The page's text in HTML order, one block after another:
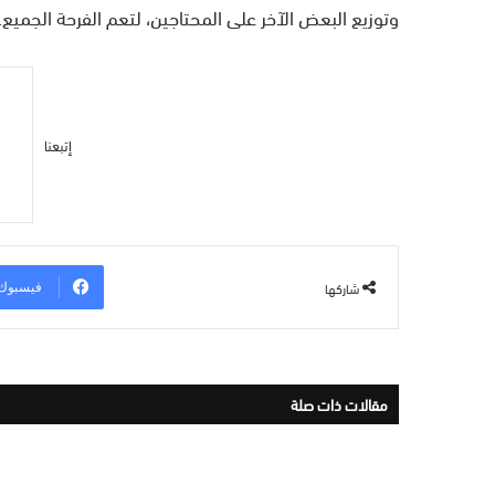
وتوزيع البعض الآخر على المحتاجين، لتعم الفرحة الجميع.
إتبعنا
شاركها
مقالات ذات صلة